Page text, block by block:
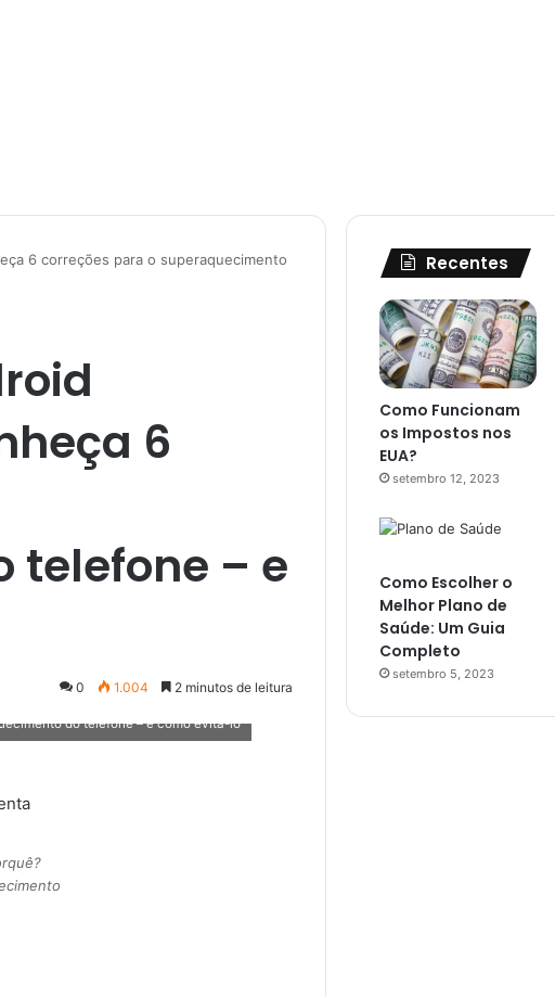
6 correções para o superaquecimento
6
telefone – e
0 1.004 2 minutos de leitura
do telefone – e como evitá-lo
Recentes
Como Funcionam
os Impostos nos
EUA?
setembro 12, 2023
Como Escolher o
Melhor Plano de
Saúde: Um Guia
Completo
setembro 5, 2023